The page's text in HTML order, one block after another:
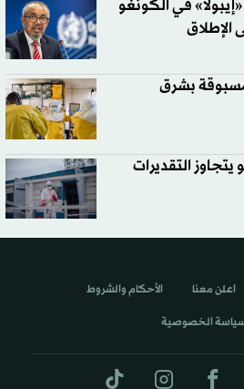
في الكونغو
الإطلاق
مسبوقة بشرق
التقديرات
اعلن معنا الأحكام والشروط
الخصوصية